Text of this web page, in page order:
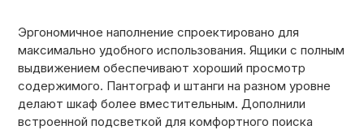
Эргономичное наполнение спроектировано для
максимально удобного использования.Ящики с полным
выдвижением обеспечивают хороший просмотр
содержимого. Пантограф и штанги на разном уровне
делают шкаф более вместительным. Дополнили
встроенной подсветкой для комфортного поиска